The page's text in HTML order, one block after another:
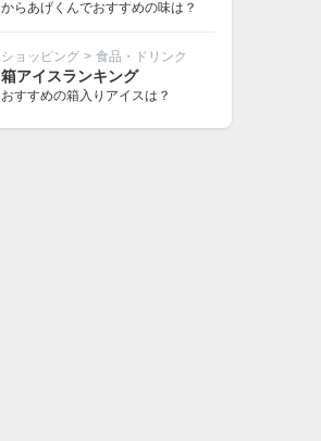
からあげくんでおすすめの味は？
ショッピング > 食品・ドリンク
箱アイスランキング
おすすめの箱入りアイスは？